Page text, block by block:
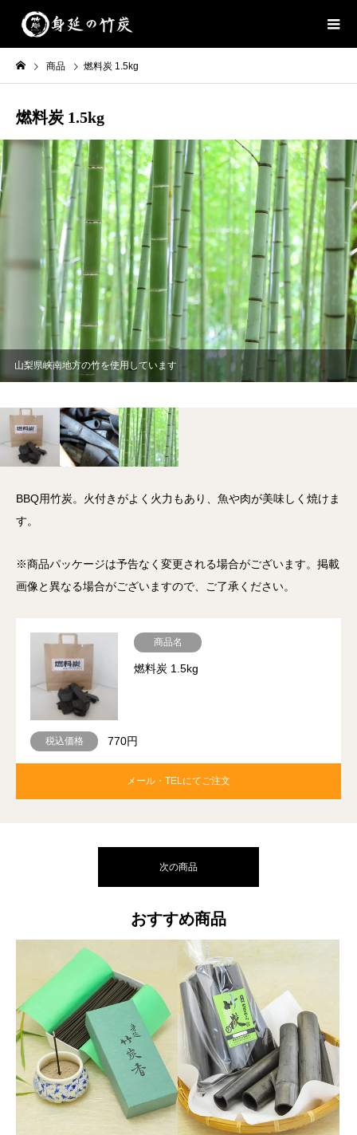
商品 燃料炭 1.5kg
燃料炭 1.5kg
山梨県峡南地方の竹を使用しています
BBQ用竹炭。火付きがよく火力もあり、魚や肉が美味しく焼けま
す。
※商品パッケージは予告なく変更される場合がございます。掲載
画像と異なる場合がございますので、ご了承ください。
商品名
燃料炭 1.5kg
税込価格 770円
メール・TELにてご注文
次の商品
おすすめ商品